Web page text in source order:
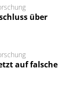
über
auf falsche